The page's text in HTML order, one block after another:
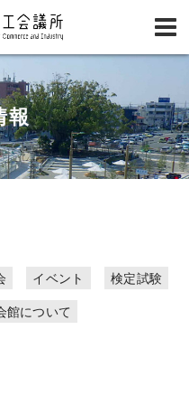
報
イベント 検定試験
館について